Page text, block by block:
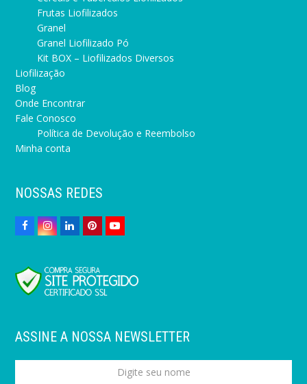
Frutas Liofilizados
Granel
Granel Liofilizado Pó
Kit BOX – Liofilizados Diversos
Liofilização
Blog
Onde Encontrar
Fale Conosco
Política de Devolução e Reembolso
Minha conta
NOSSAS REDES
ASSINE A NOSSA NEWSLETTER